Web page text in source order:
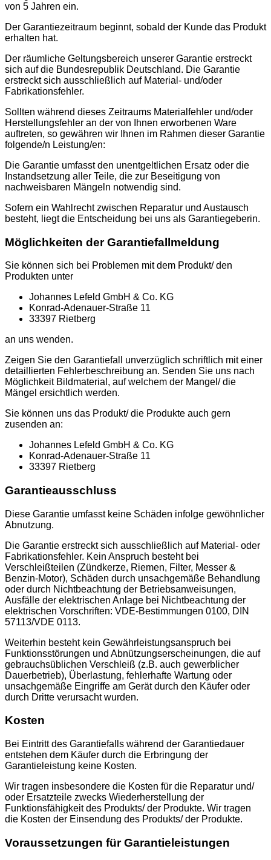
von 5 Jahren ein.
Der Garantiezeitraum beginnt, sobald der Kunde das Produkt
erhalten hat.
Der räumliche Geltungsbereich unserer Garantie erstreckt
sich auf die Bundesrepublik Deutschland. Die Garantie
erstreckt sich ausschließlich auf Material- und/oder
Fabrikationsfehler.
Sollten während dieses Zeitraums Materialfehler und/oder
Herstellungsfehler an der von Ihnen erworbenen Ware
auftreten, so gewähren wir Ihnen im Rahmen dieser Garantie
folgende/n Leistung/en:
Die Garantie umfasst den unentgeltlichen Ersatz oder die
Instandsetzung aller Teile, die zur Beseitigung von
nachweisbaren Mängeln notwendig sind.
Sofern ein Wahlrecht zwischen Reparatur und Austausch
besteht, liegt die Entscheidung bei uns als Garantiegeberin.
Möglichkeiten der Garantiefallmeldung
Sie können sich bei Problemen mit dem Produkt/ den
Produkten unter
Johannes Lefeld GmbH & Co. KG
Konrad-Adenauer-Straße 11
33397 Rietberg
an uns wenden.
Zeigen Sie den Garantiefall unverzüglich schriftlich mit einer
detaillierten Fehlerbeschreibung an. Senden Sie uns nach
Möglichkeit Bildmaterial, auf welchem der Mangel/ die
Mängel ersichtlich werden.
Sie können uns das Produkt/ die Produkte auch gern
zusenden an:
Johannes Lefeld GmbH & Co. KG
Konrad-Adenauer-Straße 11
33397 Rietberg
Garantieausschluss
Diese Garantie umfasst keine Schäden infolge gewöhnlicher
Abnutzung.
Die Garantie erstreckt sich ausschließlich auf Material- oder
Fabrikationsfehler. Kein Anspruch besteht bei
Verschleißteilen (Zündkerze, Riemen, Filter, Messer &
Benzin-Motor), Schäden durch unsachgemäße Behandlung
oder durch Nichtbeachtung der Betriebsanweisungen,
Ausfälle der elektrischen Anlage bei Nichtbeachtung der
elektrischen Vorschriften: VDE-Bestimmungen 0100, DIN
57113/VDE 0113.
Weiterhin besteht kein Gewährleistungsanspruch bei
Funktionsstörungen und Abnützungserscheinungen, die auf
gebrauchsüblichen Verschleiß (z.B. auch gewerblicher
Dauerbetrieb), Überlastung, fehlerhafte Wartung oder
unsachgemäße Eingriffe am Gerät durch den Käufer oder
durch Dritte verursacht wurden.
Kosten
Bei Eintritt des Garantiefalls während der Garantiedauer
entstehen dem Käufer durch die Erbringung der
Garantieleistung keine Kosten.
Wir tragen insbesondere die Kosten für die Reparatur und/
oder Ersatzteile zwecks Wiederherstellung der
Funktionsfähigkeit des Produkts/ der Produkte. Wir tragen
die Kosten der Einsendung des Produkts/ der Produkte.
Voraussetzungen für Garantieleistungen